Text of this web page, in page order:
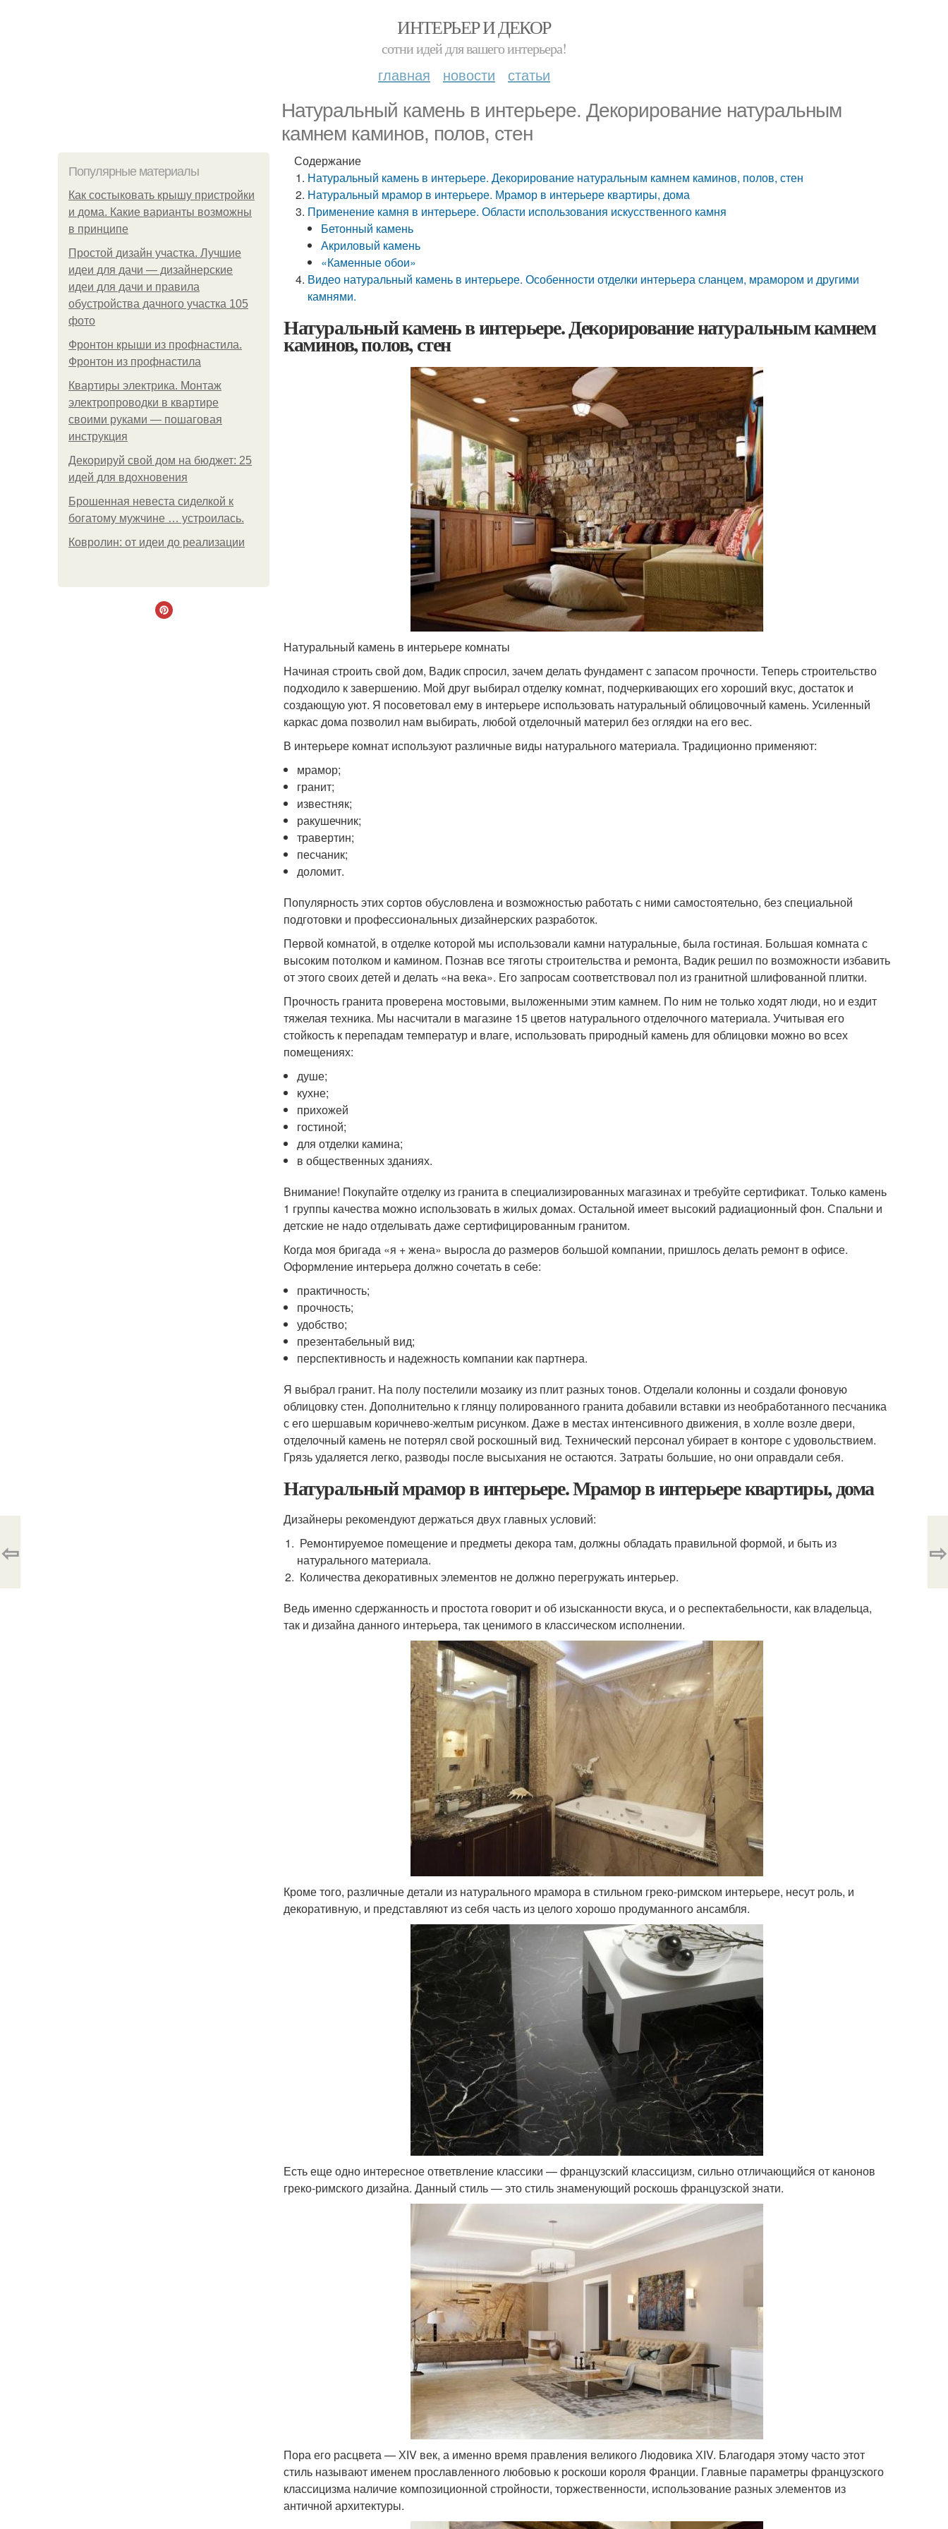
ИНТЕРЬЕР И ДЕКОР
сотни идей для вашего интерьера!
главная новости статьи
Натуральный камень в интерьере. Декорирование натуральным
камнем каминов, полов, стен
Популярные материалы
Как состыковать крышу пристройки
и дома. Какие варианты возможны
в принципе
Простой дизайн участка. Лучшие
идеи для дачи — дизайнерские
идеи для дачи и правила
обустройства дачного участка 105
фото
Фронтон крыши из профнастила.
Фронтон из профнастила
Квартиры электрика. Монтаж
электропроводки в квартире
своими руками — пошаговая
инструкция
Декорируй свой дом на бюджет: 25
идей для вдохновения
Брошенная невеста сиделкой к
богатому мужчине … устроилась.
Ковролин: от идеи до реализации
Содержание
Натуральный камень в интерьере. Декорирование натуральным камнем каминов, полов, стен
Натуральный мрамор в интерьере. Мрамор в интерьере квартиры, дома
Применение камня в интерьере. Области использования искусственного камня
Бетонный камень
Акриловый камень
«Каменные обои»
Видео натуральный камень в интерьере. Особенности отделки интерьера сланцем, мрамором и другими
камнями.
Натуральный камень в интерьере. Декорирование натуральным камнем
каминов, полов, стен
Натуральный камень в интерьере комнаты
Начиная строить свой дом, Вадик спросил, зачем делать фундамент с запасом прочности. Теперь строительство
подходило к завершению. Мой друг выбирал отделку комнат, подчеркивающих его хороший вкус, достаток и
создающую уют. Я посоветовал ему в интерьере использовать натуральный облицовочный камень. Усиленный
каркас дома позволил нам выбирать, любой отделочный материл без оглядки на его вес.
В интерьере комнат используют различные виды натурального материала. Традиционно применяют:
мрамор;
гранит;
известняк;
ракушечник;
травертин;
песчаник;
доломит.
Популярность этих сортов обусловлена и возможностью работать с ними самостоятельно, без специальной
подготовки и профессиональных дизайнерских разработок.
Первой комнатой, в отделке которой мы использовали камни натуральные, была гостиная. Большая комната с
высоким потолком и камином. Познав все тяготы строительства и ремонта, Вадик решил по возможности избавить
от этого своих детей и делать «на века». Его запросам соответствовал пол из гранитной шлифованной плитки.
Прочность гранита проверена мостовыми, выложенными этим камнем. По ним не только ходят люди, но и ездит
тяжелая техника. Мы насчитали в магазине 15 цветов натурального отделочного материала. Учитывая его
стойкость к перепадам температур и влаге, использовать природный камень для облицовки можно во всех
помещениях:
душе;
кухне;
прихожей
гостиной;
для отделки камина;
в общественных зданиях.
Внимание! Покупайте отделку из гранита в специализированных магазинах и требуйте сертификат. Только камень
1 группы качества можно использовать в жилых домах. Остальной имеет высокий радиационный фон. Спальни и
детские не надо отделывать даже сертифицированным гранитом.
Когда моя бригада «я + жена» выросла до размеров большой компании, пришлось делать ремонт в офисе.
Оформление интерьера должно сочетать в себе:
практичность;
прочность;
удобство;
презентабельный вид;
перспективность и надежность компании как партнера.
Я выбрал гранит. На полу постелили мозаику из плит разных тонов. Отделали колонны и создали фоновую
облицовку стен. Дополнительно к глянцу полированного гранита добавили вставки из необработанного песчаника
с его шершавым коричнево-желтым рисунком. Даже в местах интенсивного движения, в холле возле двери,
отделочный камень не потерял свой роскошный вид. Технический персонал убирает в конторе с удовольствием.
Грязь удаляется легко, разводы после высыхания не остаются. Затраты большие, но они оправдали себя.
Натуральный мрамор в интерьере. Мрамор в интерьере квартиры, дома
Дизайнеры рекомендуют держаться двух главных условий:
Ремонтируемое помещение и предметы декора там, должны обладать правильной формой, и быть из
натурального материала.
Количества декоративных элементов не должно перегружать интерьер.
Ведь именно сдержанность и простота говорит и об изысканности вкуса, и о респектабельности, как владельца,
так и дизайна данного интерьера, так ценимого в классическом исполнении.
Кроме того, различные детали из натурального мрамора в стильном греко-римском интерьере, несут роль, и
декоративную, и представляют из себя часть из целого хорошо продуманного ансамбля.
Есть еще одно интересное ответвление классики — французский классицизм, сильно отличающийся от канонов
греко-римского дизайна. Данный стиль — это стиль знаменующий роскошь французской знати.
Пора его расцвета — ХІV век, а именно время правления великого Людовика ХІV. Благодаря этому часто этот
стиль называют именем прославленного любовью к роскоши короля Франции. Главные параметры французского
классицизма наличие композиционной стройности, торжественности, использование разных элементов из
античной архитектуры.
⇦ ⇨